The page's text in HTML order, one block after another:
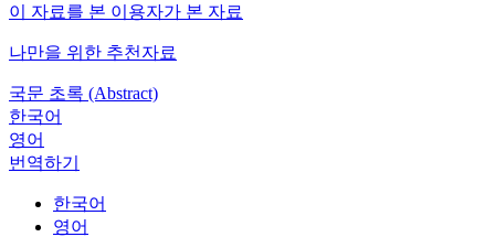
이 자료를 본 이용자가 본 자료
나만을 위한 추천자료
국문 초록 (Abstract)
한국어
영어
번역하기
한국어
영어